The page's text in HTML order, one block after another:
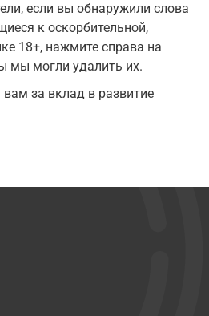
если вы обнаружили слова
к оскорбительной,
18+, нажмите справа на
мы могли удалить их.
за вклад в развитие